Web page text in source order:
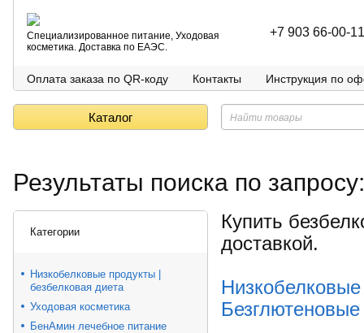
Специализированное питание, Уходовая
косметика. Доставка по ЕАЭС.
+7 903 66-00-
Оплата заказа по QR-коду Контакты Инструкция по
Каталог
Результаты поиска по
Категории
Низкобелковые продукты |
безбелковая диета
Уходовая косметика
БенАмин лечебное питание
Купить
доставкой.